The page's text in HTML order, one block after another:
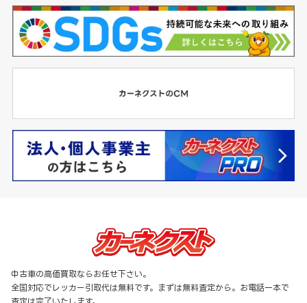
中古車の高価買取ならお任せ下さい。
全国対応でレッカー引取代は無料です。まずは無料査定から。お電話一本で